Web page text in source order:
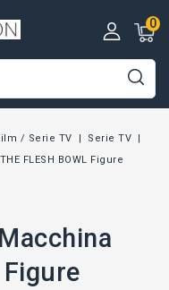
0
/ Serie TV
Serie TV
FLESH BOWL Figure
Figure